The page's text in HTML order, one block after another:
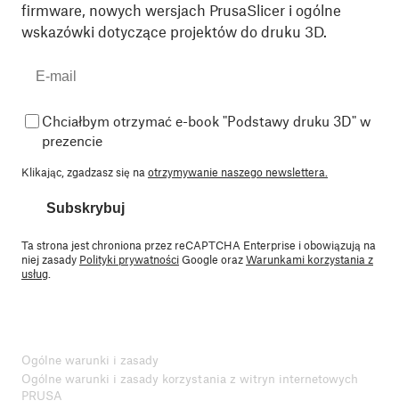
firmware, nowych wersjach PrusaSlicer i ogólne
wskazówki dotyczące projektów do druku 3D.
Chciałbym otrzymać e-book "Podstawy druku 3D" w
prezencie
Klikając, zgadzasz się na otrzymywanie naszego newslettera.
Subskrybuj
Ta strona jest chroniona przez reCAPTCHA Enterprise i obowiązują na
niej zasady Polityki prywatnościGoogle orazWarunkami korzystania z
usług
Ogólne warunki i zasady
Ogólne warunki i zasady korzystania z witryn internetowych
PRUSA